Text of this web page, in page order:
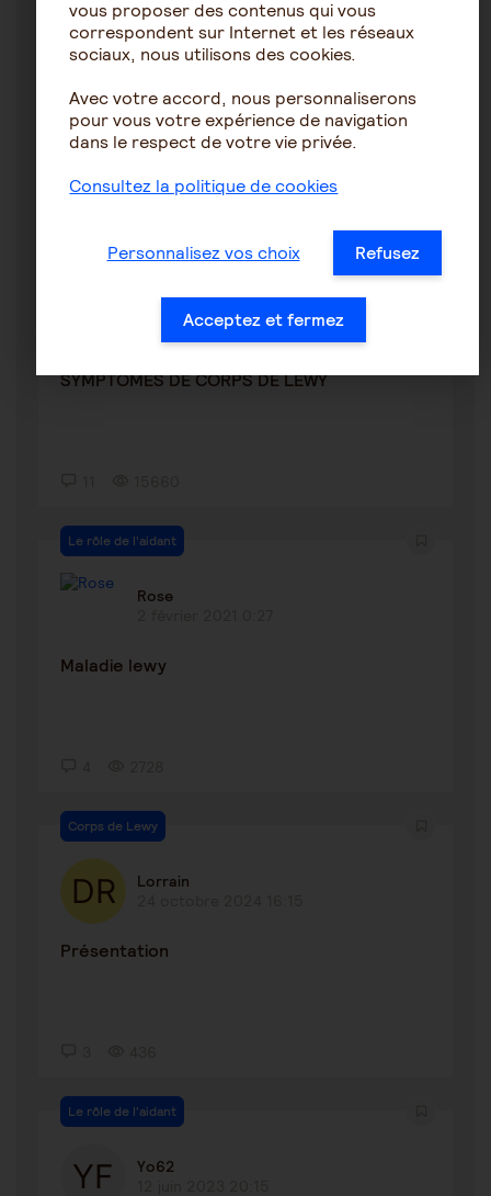
alytal
17 avril 2023 17:00
evolution aphasie primaire logopénique en
démence à corps de lewy...
15 6834
Corps de Lewy
RITA44
2 février 2024 22:25
SYMPTOMES DE CORPS DE LEWY
Le rôle de l'aidant
Rose
Maladie lewy
Corps de Lewy
Lorrain
Présentation
Le rôle de l'aidant
Yo62
vous proposer des contenus qui vous
correspondent sur Internet et les réseaux
sociaux, nous utilisons des cookies.
Avec votre accord, nous personnaliserons
pour vous votre expérience de navigation
dans le respect de votre vie privée.
Consultez la politique de cookies
Personnalisez vos choix Refusez
Acceptez et fermez